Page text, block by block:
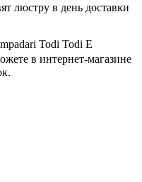
люстру в день доставки
Todi Todi E
в интернет-магазине